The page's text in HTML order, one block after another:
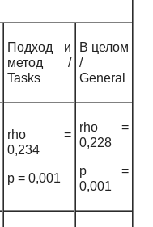
Подход и
метод /
Tasks
В целом
/
General
rho =
0,234
p = 0,001
rho =
0,228
p =
0,001